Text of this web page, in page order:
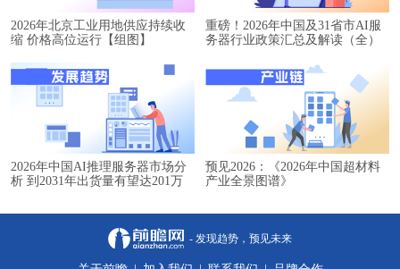
2026年北京工业用地供应持续收
缩 价格高位运行【组图】
重磅！2026年中国及31省市AI服
务器行业政策汇总及解读（全）
2026年中国AI推理服务器市场分
析 到2031年出货量有望达201万
预见2026：《2026年中国超材料
产业全景图谱》
- 发现趋势，预见未来